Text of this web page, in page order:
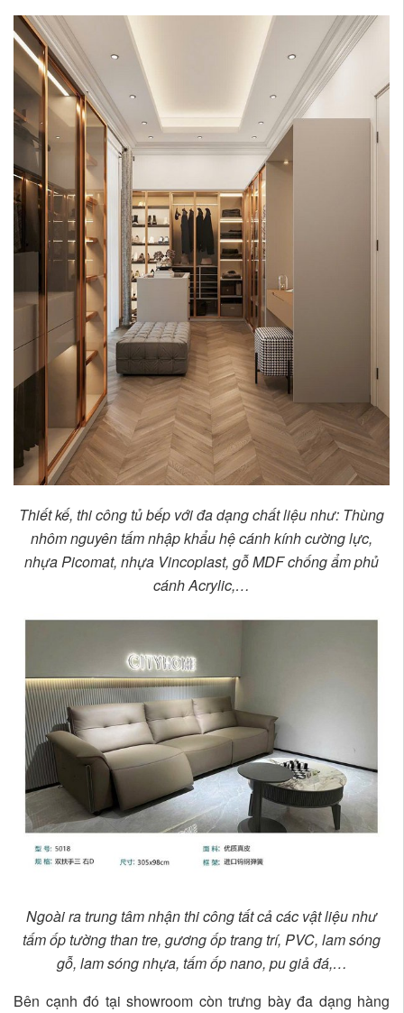
Thiết kế, thi công tủ bếp với đa dạng chất liệu như: Thùng
nhôm nguyên tấm nhập khẩu hệ cánh kính cường lực,
nhựa Picomat, nhựa Vincoplast, gỗ MDF chống ẩm phủ
cánh Acrylic,…
Ngoài ra trung tâm nhận thi công tất cả các vật liệu như
tấm ốp tường than tre, gương ốp trang trí, PVC, lam sóng
gỗ, lam sóng nhựa, tấm ốp nano, pu giả đá,…
Bên cạnh đó tại showroom còn trưng bày đa dạng hàng